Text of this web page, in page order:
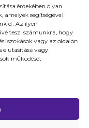
érdekében olyan
amelyek segítségével
el. Az ilyen
teszi számunkra, hogy
szokások vagy az oldalon
elutasítása vagy
működését